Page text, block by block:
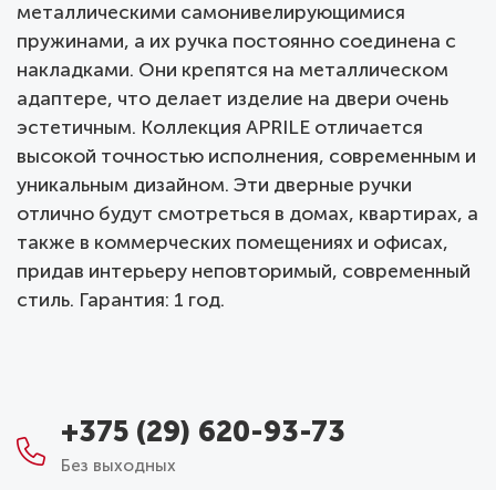
металлическими самонивелирующимися
пружинами, а их ручка постоянно соединена с
накладками. Они крепятся на металлическом
адаптере, что делает изделие на двери очень
эстетичным. Коллекция APRILE отличается
высокой точностью исполнения, современным и
уникальным дизайном. Эти дверные ручки
отлично будут смотреться в домах, квартирах, а
также в коммерческих помещениях и офисах,
придав интерьеру неповторимый, современный
стиль. Гарантия: 1 год.
+375 (29) 620-93-73
Без выходных